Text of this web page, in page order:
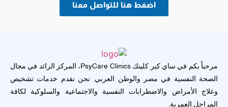
اضغط هنا للتواصل معنا
مرحباً بكم في ساي كير كلينك PsyCare Clinics، المركز الرائد في مجال
الصحة النفسية في مصر والوطن العربي. نحن نقدم خدمات تشخيص
وعلاج الأمراض والاضطرابات النفسية والاجتماعية والسلوكية لكافة
المراحل العمرية.